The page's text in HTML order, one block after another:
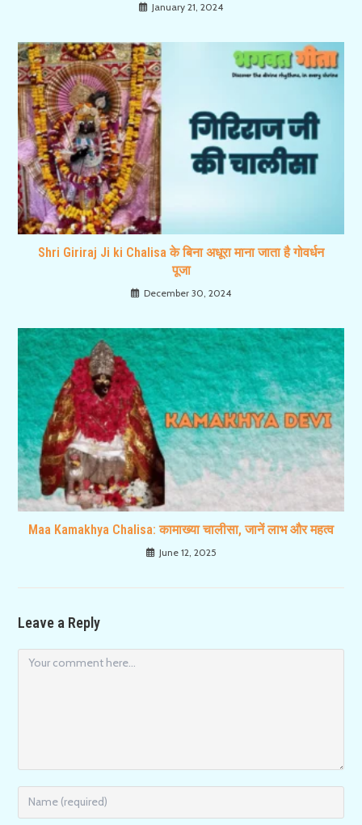
January 21, 2024
Shri Giriraj Ji ki Chalisa के बिना अधूरा माना जाता है गोवर्धन
पूजा
December 30, 2024
Maa Kamakhya Chalisa: कामाख्या चालीसा, जानें लाभ और महत्व
June 12, 2025
Leave a Reply
Comment
Enter
your